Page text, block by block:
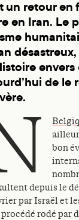
un retour
en Iran. Le
de le
bon
depuis le
par Israël et
rodé par